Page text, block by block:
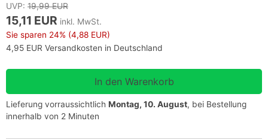
UVP: 19,99 EUR
15,11 EUR inkl. MwSt.
Sie sparen 24% (4,88 EUR)
4,95 EUR Versandkosten in Deutschland
Lieferung vorraussichtlich Montag, 10. August, bei Bestellung
innerhalb von 2 Minuten